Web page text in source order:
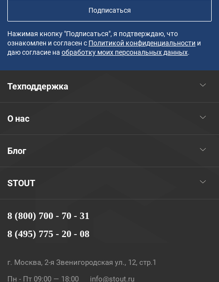
Подписаться
Нажимая кнопку "Подписаться", я подтверждаю, что
ознакомлен и согласен с Политикой конфиденциальности и
даю согласие на обработку моих персональных данных.
8 (800) 700 - 70 - 31
8 (495) 775 - 20 - 08
г. Москва, 2-я Звенигородская ул., 12, стр.1
Пн - Пт 09:00 — 18:00
info@stout.ru
STOUT
Блог
О нас
Техподдержка